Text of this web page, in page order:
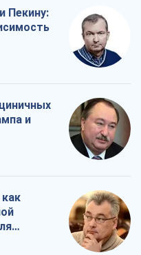
Пекину:
и